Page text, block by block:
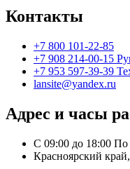
Контакты
+7 800 101-22-85
+7 908 214-00-15
+7 953 597-39-39
lansite@yandex.ru
Адрес и часы
С 09:00 до 18:00
Красноярский